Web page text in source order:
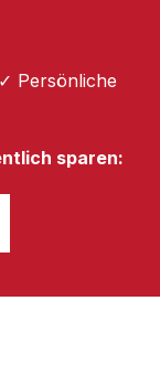
Persönliche
sparen: